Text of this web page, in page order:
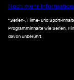
Noch mehr
*Serien-, Filme- und Sport-
Programminhalte wie Serien,
davon unberührt.